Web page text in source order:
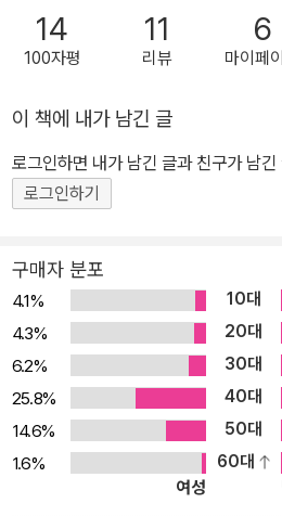
고의 적임자이자, “생명이란 무엇인가
에 간결한 대답을 해줄 유일한 사람이
폴 너스의 자전적인 이야기도 담겨 있
나 낙제를 해서 대학에도 가지 못할 뻔
비밀에 대한 충격적인 과거사 등이 등장
사한다. 이 책을 읽다 보면, 노벨상 수상
인 면모를 다양하게 만날 수 있다. 주요 내용 제1장 “세포”에서는 생
물학에서 기본 단위라고 할 수 있는 세
17세기 초 현미경이 발명된 후 로버트
고, 네덜란드의 안톤 판 레이우엔훅이
사는 작은 생물들을 관찰하면서 미생물
되었다. 이 장에서는 생명의 기본 단위
에 대해서 상세히 살펴본다. 제2장에서
도 가장 핵심이 되는 존재이다. 그레고
완두의 교배를 지속함으로써 특정한 형
14
100자평
11
리뷰
6
마이페
이 책에 내가 남긴 글
로그인하면 내가 남긴 글과 친구가 남
로그인하기
구매자 분포
4.1% 10대
4.3%
20대
6.2%
30대
25.8%
40대
14.6%
50대
1.6%
60대
여성